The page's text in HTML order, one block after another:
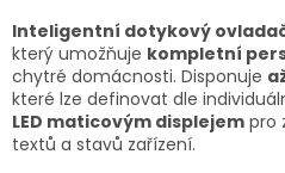
Inteligentní dotykový
který umožňuje kompletní
chytré domácnosti. Disponuje
které lze definovat dle
LED maticovým displejem pro
textů a stavů zařízení.